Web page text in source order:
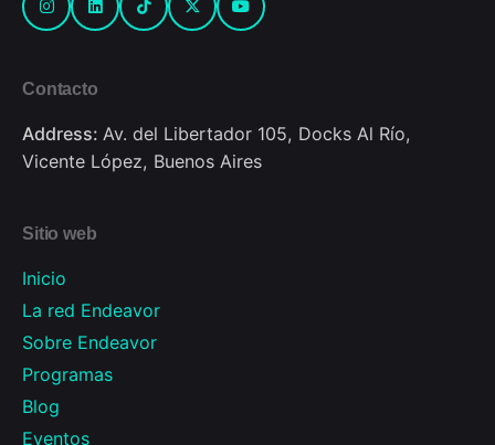
Contacto
Address: Av. del Libertador 105, Docks Al Río,
Vicente López, Buenos Aires
Sitio web
Inicio
La red Endeavor
Sobre Endeavor
Programas
Blog
Eventos